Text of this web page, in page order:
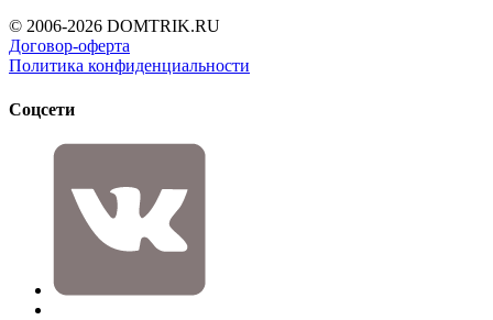
© 2006-2026 DOMTRIK.RU
Договор-оферта
Политика конфиденциальности
Соцсети